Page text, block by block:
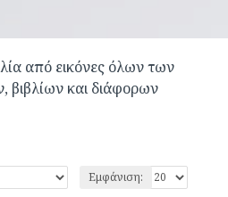
από εικόνες όλων των
βιβλίων και διάφορων
Εμφάνιση: